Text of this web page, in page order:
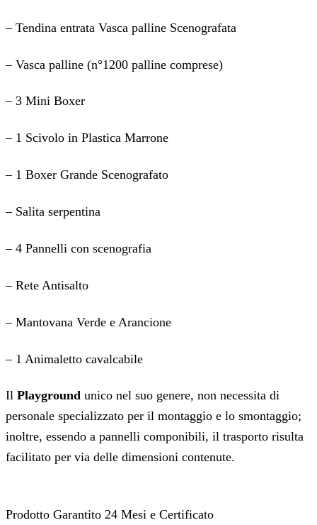
– Tendina entrata Vasca palline Scenografata
– Vasca palline (n°1200 palline comprese)
– 3 Mini Boxer
– 1 Scivolo in Plastica Marrone
– 1 Boxer Grande Scenografato
– Salita serpentina
– 4 Pannelli con scenografia
– Rete Antisalto
– Mantovana Verde e Arancione
– 1 Animaletto cavalcabile
Il Playground unico nel suo genere, non necessita di
personale specializzato per il montaggio e lo smontaggio;
inoltre, essendo a pannelli componibili, il trasporto risulta
facilitato per via delle dimensioni contenute.
Prodotto Garantito 24 Mesi e Certificato